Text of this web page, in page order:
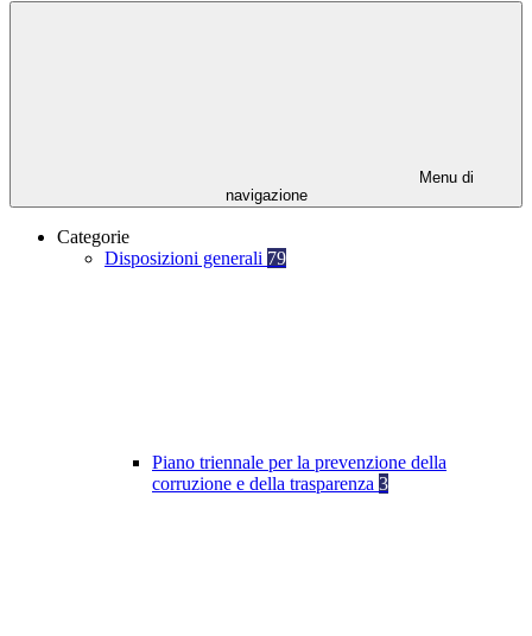
Menu di
navigazione
Categorie
Disposizioni generali 79
Piano triennale per la prevenzione della
corruzione e della trasparenza 3